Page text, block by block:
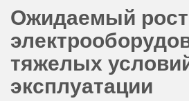
Ожидаемый
тяжелых
эксплуатации